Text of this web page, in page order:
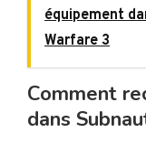
équipement
Warfare 3
Comment
dans